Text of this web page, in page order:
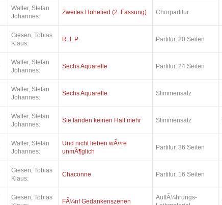
Walter, Stefan
Johannes:
Zweites Hohelied (2. Fassung) Chorpartitur
Giesen, Tobias
Klaus:
R. I. P. Partitur, 20 Seiten
Walter, Stefan
Johannes:
Sechs Aquarelle Partitur, 24 Seiten
Walter, Stefan
Johannes:
Sechs Aquarelle Stimmensatz
Walter, Stefan
Johannes:
Sie fanden keinen Halt mehr Stimmensatz
Walter, Stefan
Johannes:
Und nicht lieben wÃ¤re
unmÃ¶glich
Partitur, 36 Seiten
Giesen, Tobias
Klaus:
Chaconne Partitur, 16 Seiten
Giesen, Tobias
FÃ¼nf Gedankenszenen
AuffÃ¼hrungs-